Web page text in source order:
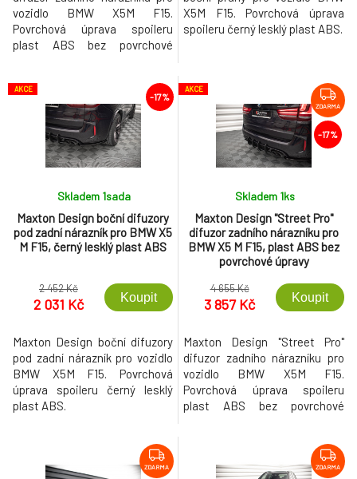
vozidlo BMW X5M F15.
Povrchová úprava spoileru
plast ABS bez povrchové
X5M F15. Povrchová úprava
spoileru černý lesklý plast ABS.
AKCE
-17%
Maxton Design boční difuzory
pod zadní nárazník pro BMW X5
M F15, černý lesklý plast ABS
Skladem 1sada
2 452 Kč
2 031 Kč Koupit
Maxton Design boční difuzory
pod zadní nárazník pro vozidlo
BMW X5M F15. Povrchová
úprava spoileru černý lesklý
plast ABS.
AKCE
ZDARMA
-17%
Maxton Design "Street Pro"
difuzor zadního nárazníku pro
BMW X5 M F15, plast ABS bez
povrchové úpravy
Skladem 1ks
4 655 Kč
3 857 Kč Koupit
Maxton Design "Street Pro"
difuzor zadního nárazníku pro
vozidlo BMW X5M F15.
Povrchová úprava spoileru
plast ABS bez povrchové
ZDARMA ZDARMA